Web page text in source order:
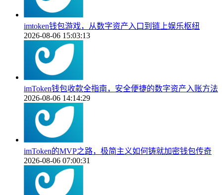
imtoken钱包游戏，从数字资产入口到链上娱乐枢纽
2026-08-06 15:03:13
imToken钱包收款全指南，安全便捷的数字资产入账方法
2026-08-06 14:14:29
imToken的MVP之路，极简主义如何铸就加密钱包传奇
2026-08-06 07:00:31